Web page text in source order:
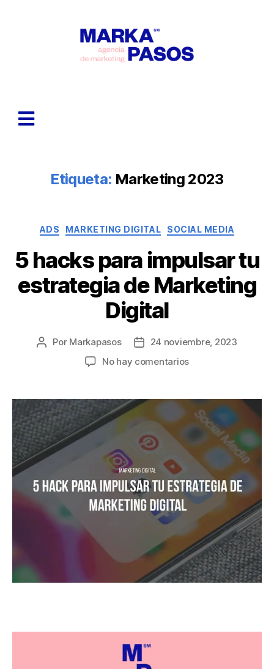
Etiqueta: Marketing 2023
ADS MARKETING DIGITAL SOCIAL MEDIA
5 hacks para impulsar tu
estrategia de Marketing
Digital
Por Markapasos
24 noviembre, 2023
No hay comentarios